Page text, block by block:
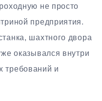
не просто
предприятия.
шахтного двора
оказывался внутри
требований и